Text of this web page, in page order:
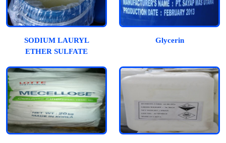
SODIUM LAURYL
ETHER SULFATE
Glycerin